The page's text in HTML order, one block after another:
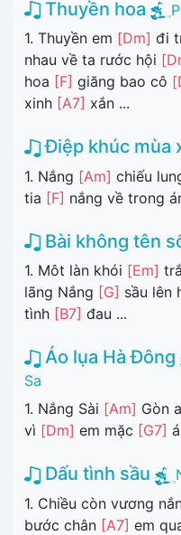
Thuyền hoa
1. Thuyền em [Dm] đi
nhau về ta rước hội
hoa [F] giăng bao cô
xinh [A7] xắn ...
Điệp khúc mùa
1. Nắng [Am] chiếu
tia [F] nắng về trong
Bài không tên
1. Môt làn khói [Em]
lãng Nắng [G] sầu lên
tình [B7] đau ...
Áo lụa Hà Đông
Sa
1. Nắng Sài [Am] Gòn
vì [Dm] em mặc [G7]
Dấu tình sầu
1. Chiều còn vương
bước chân [A7] em